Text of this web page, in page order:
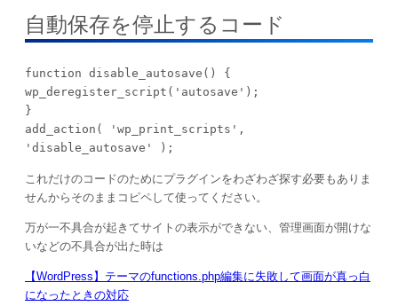
自動保存を停止するコード
function disable_autosave() {
wp_deregister_script('autosave');
}
add_action( 'wp_print_scripts',
'disable_autosave' );
これだけのコードのためにプラグインをわざわざ探す必要もありま
せんからそのままコピペして使ってください。
万が一不具合が起きてサイトの表示ができない、管理画面が開けな
いなどの不具合が出た時は
【WordPress】テーマのfunctions.php編集に失敗して画面が真っ白
になったときの対応